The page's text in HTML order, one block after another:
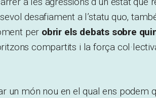
desafiament a l’statu quo,
per obrir els debats sobre
compartits i la força
un món nou en el qual ens podem